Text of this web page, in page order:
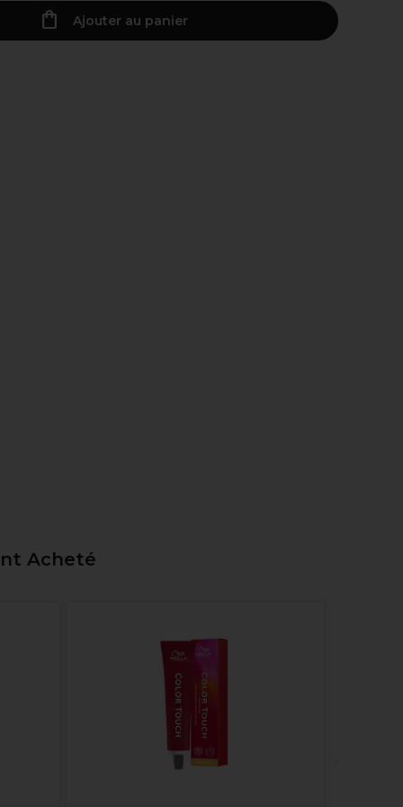
Ajouter au panier
Acheté